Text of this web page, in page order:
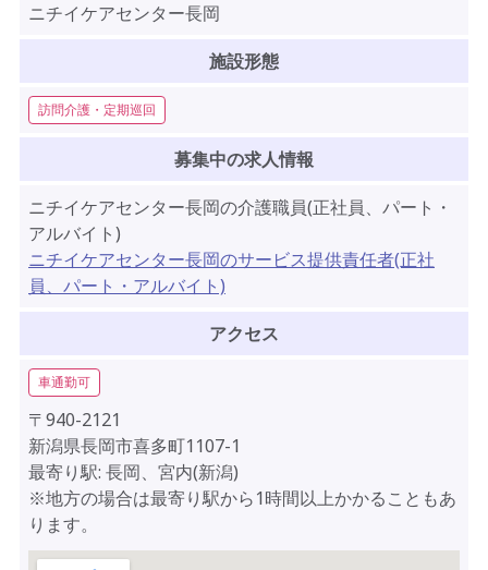
ニチイケアセンター長岡
施設形態
訪問介護・定期巡回
募集中の求人情報
ニチイケアセンター長岡の介護職員(正社員、パート・
アルバイト)
ニチイケアセンター長岡のサービス提供責任者(正社
員、パート・アルバイト)
アクセス
車通勤可
〒940-2121
新潟県長岡市喜多町1107-1
最寄り駅: 長岡、宮内(新潟)
※地方の場合は最寄り駅から1時間以上かかることもあ
ります。